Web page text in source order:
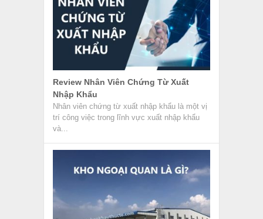
Review Nhân Viên Chứng Từ Xuất
Nhập Khẩu
Nhân viên chứng từ xuất nhập khẩu là một vị
trí công việc trong lĩnh vực xuất nhập khẩu
và...